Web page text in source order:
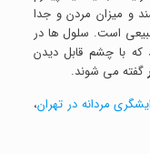
میزان مردن و جدا
است. سلول ها در
با چشم قابل دیدن
گفته می شوند.
مردانه در تهران،